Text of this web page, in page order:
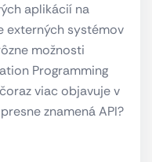
aplikácií na
externých systémov
možnosti
Programming
viac objavuje v
znamená API?